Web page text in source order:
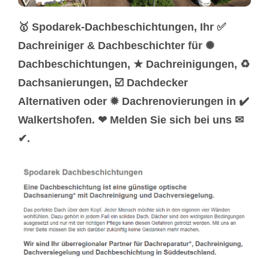
🥇 Spodarek-Dachbeschichtungen, Ihr ✅
Dachreiniger & Dachbeschichter für ✺
Dachbeschichtungen, ★ Dachreinigungen, ♻
Dachsanierungen, ☑️ Dachdecker
Alternativen oder ✹ Dachrenovierungen in ✔️
Walkertshofen. ❤ Melden Sie sich bei uns ✉
✔.